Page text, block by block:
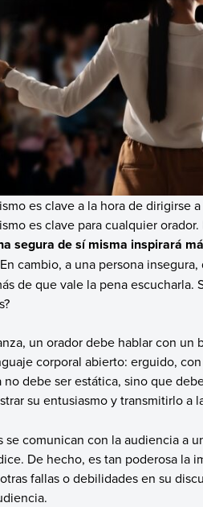
es clave a la hora de dirigirse
es clave para cualquier
segura de sí misma inspirará
cambio, a una persona
de que vale la pena escucharla.
un orador debe hablar con
corporal abierto: erguido,
no debe ser estática, sino que
su entusiasmo y transmitirlo a
se comunican con la audiencia a
De hecho, es tan poderosa la
fallas o debilidades en su